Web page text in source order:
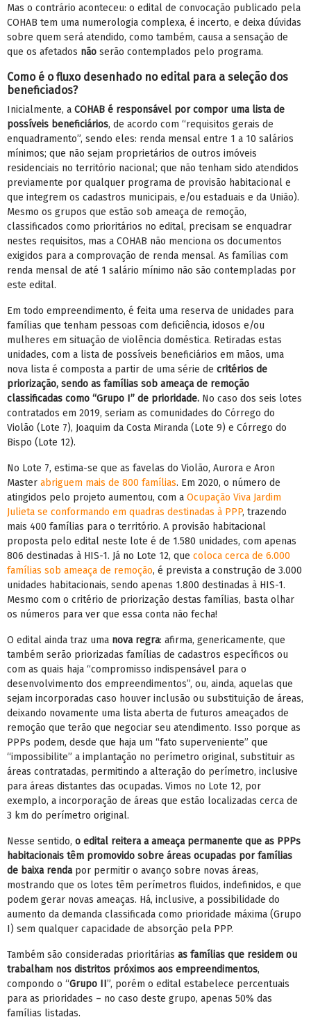
Mas o contrário aconteceu: o edital de convocação publicado pela
COHAB tem uma numerologia complexa, é incerto, e deixa dúvidas
sobre quem será atendido, como também, causa a sensação de
que os afetados não serão contemplados pelo programa.
Como é o fluxo desenhado no edital para a seleção dos
beneficiados?
Inicialmente, a COHAB é responsável por compor uma lista de
possíveis beneficiários, de acordo com “requisitos gerais de
enquadramento”, sendo eles: renda mensal entre 1 a 10 salários
mínimos; que não sejam proprietários de outros imóveis
residenciais no território nacional; que não tenham sido atendidos
previamente por qualquer programa de provisão habitacional e
que integrem os cadastros municipais, e/ou estaduais e da União).
Mesmo os grupos que estão sob ameaça de remoção,
classificados como prioritários no edital, precisam se enquadrar
nestes requisitos, mas a COHAB não menciona os documentos
exigidos para a comprovação de renda mensal. As famílias com
renda mensal de até 1 salário mínimo não são contempladas por
este edital.
Em todo empreendimento, é feita uma reserva de unidades para
famílias que tenham pessoas com deficiência, idosos e/ou
mulheres em situação de violência doméstica. Retiradas estas
unidades, com a lista de possíveis beneficiários em mãos, uma
nova lista é composta a partir de uma série de critérios de
priorização, sendo as famílias sob ameaça de remoção
classificadas como “Grupo I” de prioridade. No caso dos seis lotes
contratados em 2019, seriam as comunidades do Córrego do
Violão (Lote 7), Joaquim da Costa Miranda (Lote 9) e Córrego do
Bispo (Lote 12).
No Lote 7, estima-se que as favelas do Violão, Aurora e Aron
Master abriguem mais de 800 famílias. Em 2020, o número de
atingidos pelo projeto aumentou, com a Ocupação Viva Jardim
Julieta se conformando em quadras destinadas à PPP, trazendo
mais 400 famílias para o território. A provisão habitacional
proposta pelo edital neste lote é de 1.580 unidades, com apenas
806 destinadas à HIS-1. Já no Lote 12, que coloca cerca de 6.000
famílias sob ameaça de remoção, é prevista a construção de 3.000
unidades habitacionais, sendo apenas 1.800 destinadas à HIS-1.
Mesmo com o critério de priorização destas famílias, basta olhar
os números para ver que essa conta não fecha!
O edital ainda traz uma nova regra: afirma, genericamente, que
também serão priorizadas famílias de cadastros específicos ou
com as quais haja “compromisso indispensável para o
desenvolvimento dos empreendimentos”, ou, ainda, aquelas que
sejam incorporadas caso houver inclusão ou substituição de áreas,
deixando novamente uma lista aberta de futuros ameaçados de
remoção que terão que negociar seu atendimento. Isso porque as
PPPs podem, desde que haja um “fato superveniente” que
“impossibilite” a implantação no perímetro original, substituir as
áreas contratadas, permitindo a alteração do perímetro, inclusive
para áreas distantes das ocupadas. Vimos no Lote 12, por
exemplo, a incorporação de áreas que estão localizadas cerca de
3 km do perímetro original.
Nesse sentido, o edital reitera a ameaça permanente que as PPPs
habitacionais têm promovido sobre áreas ocupadas por famílias
de baixa rendapor permitir o avanço sobre novas áreas,
mostrando que os lotes têm perímetros fluidos, indefinidos, e que
podem gerar novas ameaças. Há, inclusive, a possibilidade do
aumento da demanda classificada como prioridade máxima (Grupo
I) sem qualquer capacidade de absorção pela PPP.
Também são consideradas prioritárias as famílias que residem ou
trabalham nos distritos próximos aos empreendimentos,
compondo o “Grupo II”, porém o edital estabelece percentuais
para as prioridades – no caso deste grupo, apenas 50% das
famílias listadas.